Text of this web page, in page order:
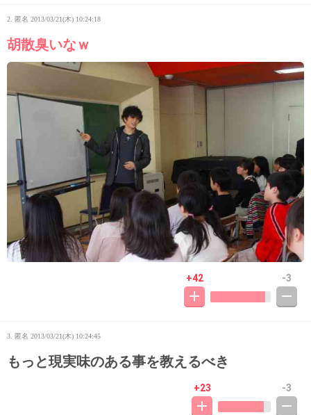
2. 匿名 2013/03/21(木) 10:24:18
胡散臭いなｗ
+42 -3
3. 匿名 2013/03/21(木) 10:24:45
もっと現実味のある事を教えるべき
+23 -3